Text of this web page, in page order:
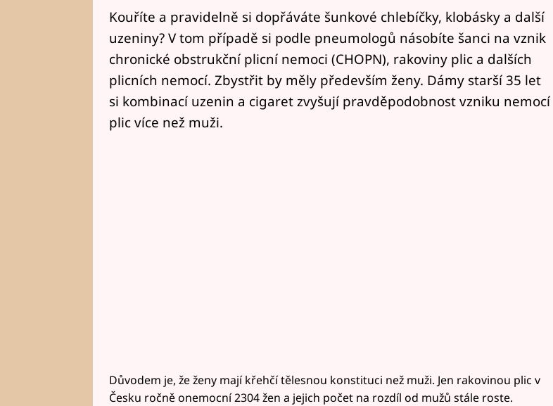
Kouříte a pravidelně si dopřáváte šunkové chlebíčky, klobásky a další
uzeniny? V tom případě si podle pneumologů násobíte šanci na vznik
chronické obstrukční plicní nemoci (CHOPN), rakoviny plic a dalších
plicních nemocí. Zbystřit by měly především ženy. Dámy starší 35 let
si kombinací uzenin a cigaret zvyšují pravděpodobnost vzniku nemocí
plic více než muži.
Důvodem je, že ženy mají křehčí tělesnou konstituci než muži. Jen rakovinou plic v
Česku ročně onemocní 2304 žen a jejich počet na rozdíl od mužů stále roste.